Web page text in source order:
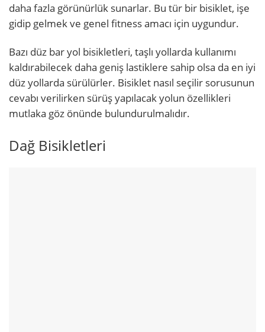
daha fazla görünürlük sunarlar. Bu tür bir bisiklet, işe
gidip gelmek ve genel fitness amacı için uygundur.
Bazı düz bar yol bisikletleri, taşlı yollarda kullanımı
kaldırabilecek daha geniş lastiklere sahip olsa da en iyi
düz yollarda sürülürler. Bisiklet nasıl seçilir sorusunun
cevabı verilirken sürüş yapılacak yolun özellikleri
mutlaka göz önünde bulundurulmalıdır.
Dağ Bisikletleri